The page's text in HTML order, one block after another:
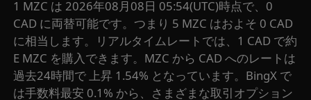
1 MZC は 2026年08月08日 05:54(UTC)時点で、0
CAD に両替可能です。つまり 5 MZC はおよそ 0 CAD
に相当します。リアルタイムレートでは、1 CAD で約
E MZC を購入できます。MZC から CAD へのレートは
過去24時間で 上昇 1.54% となっています。BingX で
は手数料最安 0.1% から、さまざまな取引オプション